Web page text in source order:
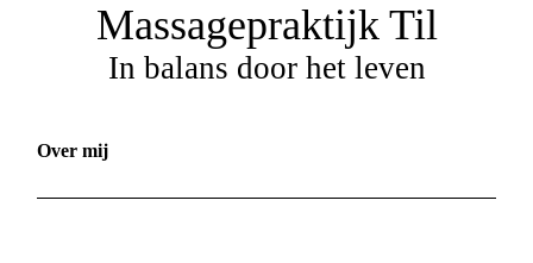
Massagepraktijk Til
In balans door het leven
Over mij